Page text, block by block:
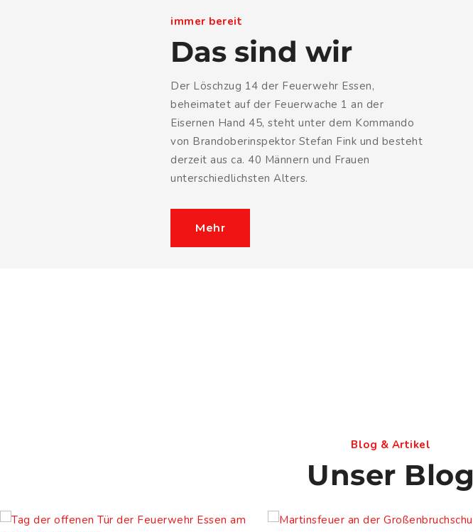
immer bereit
Das sind wir
Der Löschzug 14 der Feuerwehr Essen,
beheimatet auf der Feuerwache 1 an der
Eisernen Hand 45, steht unter dem Kommando
von Brandoberinspektor Stefan Fink und besteht
derzeit aus ca. 40 Männern und Frauen
unterschiedlichsten Alters.
Mehr
Blog & Artikel
Unser Blog